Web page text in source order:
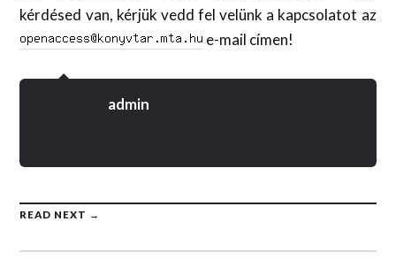
kérdésed van, kérjük vedd fel velünk a kapcsolatot az
e-mail címen!
admin
READ NEXT →